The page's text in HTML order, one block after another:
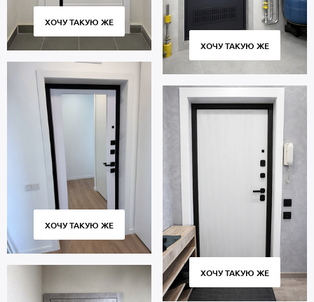
дней, доставка по всей Московской области, профессиональный
монтаж. Гарантия 5 лет.
ХОЧУ ТАКУЮ ЖЕ
ХОЧУ ТАКУЮ ЖЕ
ХОЧУ ТАКУЮ ЖЕ
ХОЧУ ТАКУЮ ЖЕ